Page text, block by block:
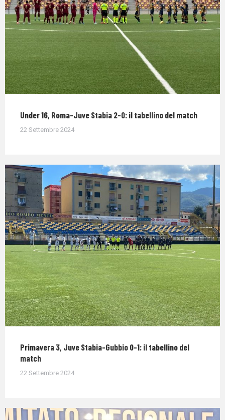
Under 16, Roma-Juve Stabia 2-0: il tabellino del match
22 Settembre 2024
Primavera 3, Juve Stabia-Gubbio 0-1: il tabellino del
match
22 Settembre 2024